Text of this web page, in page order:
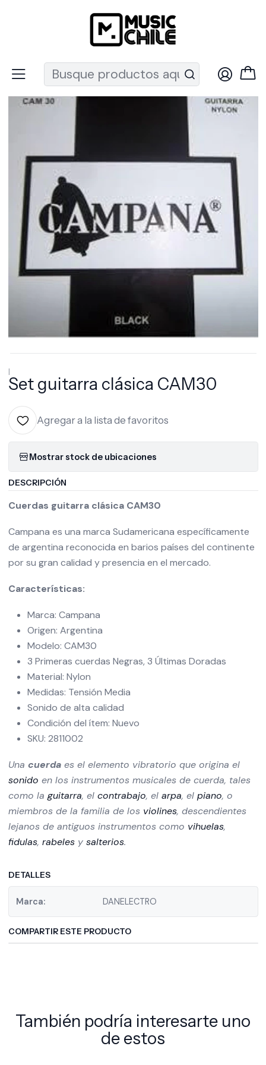
Recuerda que ahora nos puedes encontrar en el MUT
Instrumentos de Cuerda Ukeleles
|
Set guitarra clásica CAM30
Agregar a la lista de favoritos
Mostrar stock de ubicaciones
DESCRIPCIÓN
Cuerdas guitarra clásica CAM30
Campana es una marca Sudamericana específicamente
de argentina reconocida en barios países del continente
por su gran calidad y presencia en el mercado.
Características:
Marca: Campana
Origen: Argentina
Modelo: CAM30
3 Primeras cuerdas Negras, 3 Últimas Doradas
Material: Nylon
Medidas: Tensión Media
Sonido de alta calidad
Condición del ítem: Nuevo
SKU: 2811002
Una cuerdaes el elemento vibratorio que origina el
sonido en los instrumentos musicales de cuerda, tales
como la guitarra, el contrabajo, el arpa, el piano, o
miembros de la familia de los violines, descendientes
lejanos de antiguos instrumentos como vihuelas,
fidulas, rabelesy salterios.
DETALLES
Marca: DANELECTRO
COMPARTIR ESTE PRODUCTO
También podría interesarte uno
de estos